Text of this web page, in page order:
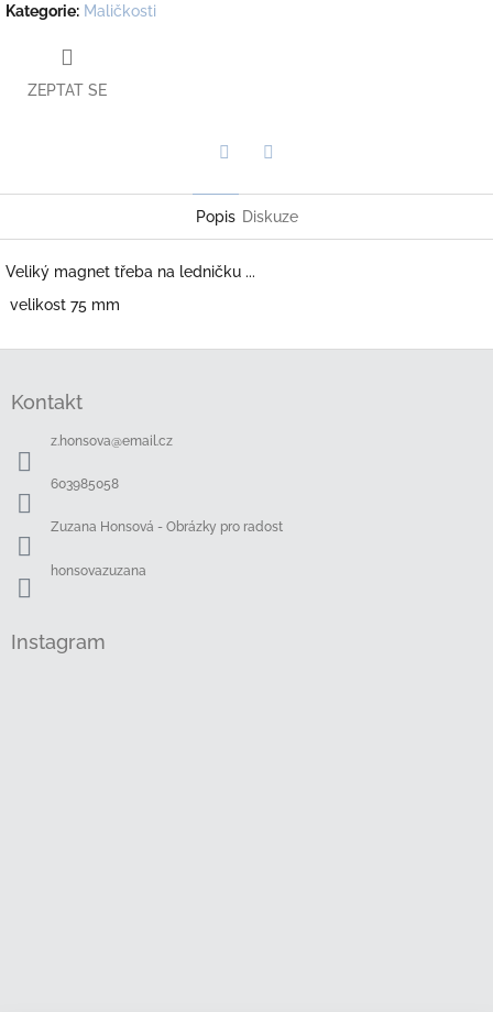
Kategorie: Maličkosti
ZEPTAT SE
Popis Diskuze
Veliký magnet třeba na ledničku ...
velikost 75 mm
Kontakt
z.honsova@email.cz
603985058
Zuzana Honsová - Obrázky pro radost
honsovazuzana
Instagram